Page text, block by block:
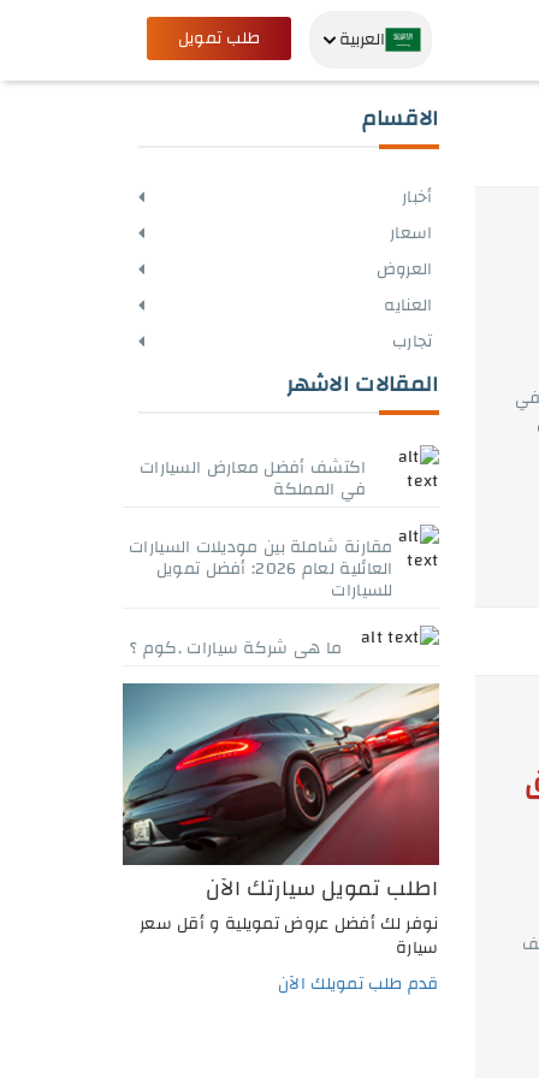
العربية طلب تمويل
الاقسام
أخبار
اسعار
العروض
العنايه
تجارب
المقالات الاشهر
اكتشف أفضل معارض السيارات
في المملكة
مقارنة شاملة بين موديلات السيارات
العائلية لعام 2026: أفضل تمويل
للسيارات
ما هى شركة سيارات .كوم ؟
اطلب تمويل سيارتك الآن
نوفر لك أفضل عروض تمويلية و أقل سعر
سيارة
قدم طلب تمويلك الآن